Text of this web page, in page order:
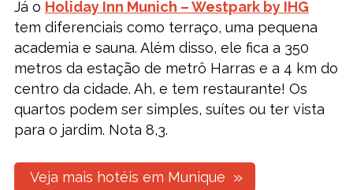
Já o Holiday Inn Munich – Westpark by IHG
tem diferenciais como terraço, uma pequena
academia e sauna. Além disso, ele fica a 350
metros da estação de metrô Harras e a 4 km do
centro da cidade. Ah, e tem restaurante! Os
quartos podem ser simples, suítes ou ter vista
para o jardim. Nota 8,3.
Veja mais hotéis em Munique